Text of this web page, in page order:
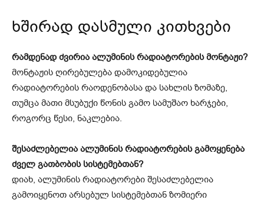
ხშირად დასმული კითხვები
რამდენად ძვირია ალუმინის რადიატორების მონტაჟი?
მონტაჟის ღირებულება დამოკიდებულია
რადიატორების რაოდენობასა და სახლის ზომაზე,
თუმცა მათი მსუბუქი წონის გამო სამუშაო ხარჯები,
როგორც წესი, ნაკლებია.
შესაძლებელია ალუმინის რადიატორების გამოყენება
ძველ გათბობის სისტემებთან?
დიახ, ალუმინის რადიატორები შესაძლებელია
გამოიყენოთ არსებულ სისტემებთან ზომიერი